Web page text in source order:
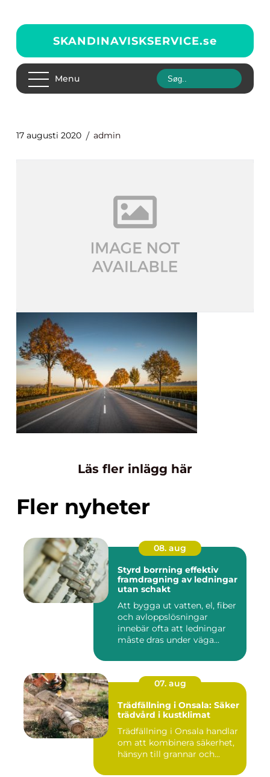
SKANDINAVISKSERVICE.se
Menu
17 augusti 2020 admin
Läs fler inlägg här
Fler nyheter
08. aug
Styrd borrning effektiv
framdragning av ledningar
utan schakt
Att bygga ut vatten, el, fiber
och avloppslösningar
innebär ofta att ledningar
måste dras under väga...
07. aug
Trädfällning i Onsala: Säker
trädvård i kustklimat
Trädfällning i Onsala handlar
om att kombinera säkerhet,
hänsyn till grannar och...